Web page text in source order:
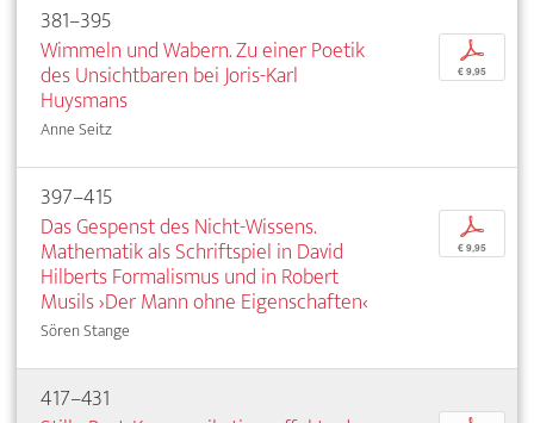
381–395
Wimmeln und Wabern. Zu einer Poetik
des Unsichtbaren bei Joris-Karl
Huysmans
Anne Seitz
p
€ 9,95
397–415
Das Gespenst des Nicht-Wissens.
Mathematik als Schriftspiel in David
Hilberts Formalismus und in Robert
Musils ›Der Mann ohne Eigenschaften‹
Sören Stange
p
€ 9,95
417–431